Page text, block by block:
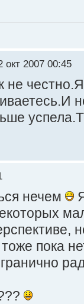
окт 2007 00:45
не
нечем
пока